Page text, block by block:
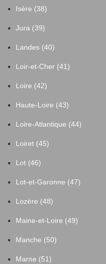
Isère (38)
Jura (39)
Landes (40)
Loir-et-Cher (41)
Loire (42)
Haute-Loire (43)
Loire-Atlantique (44)
Loiret (45)
Lot (46)
Lot-et-Garonne (47)
Lozère (48)
Maine-et-Loire (49)
Manche (50)
Marne (51)